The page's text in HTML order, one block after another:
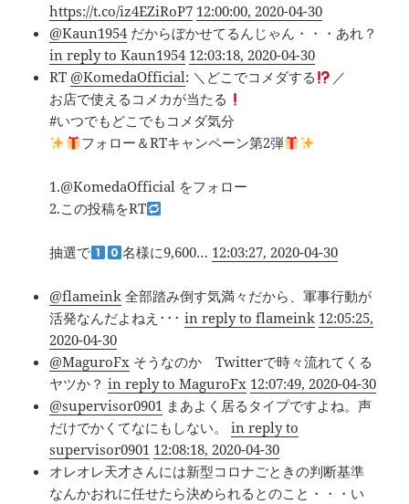
https://t.co/iz4EZiRoP7 12:00:00, 2020-04-30
@Kaun1954だからぼかせてるんじゃん・・・あれ？
in reply to Kaun1954 12:03:18, 2020-04-30
RT @KomedaOfficial: ＼どこでコメダする
／
お店で使えるコメカが当たる
#いつでもどこでもコメダ気分
フォロー＆RTキャンペーン第2弾
1.@KomedaOfficial をフォロー
2.この投稿をRT
抽選で 名様に9,600… 12:03:27, 2020-04-30
@flameink 全部踏み倒す気満々だから、軍事行動が
活発なんだよねえ･･･in reply to flameink 12:05:25,
2020-04-30
@MaguroFx そうなのか Twitterで時々流れてくる
ヤツか？in reply to MaguroFx 12:07:49, 2020-04-30
@supervisor0901 まあよく居るタイプですよね。声
だけでかくてなにもしない。in reply to
supervisor0901 12:08:18, 2020-04-30
オレオレ天才さんには新型コロナごときの判断基準
なんかおれに任せたら決められるとのこと・・・い